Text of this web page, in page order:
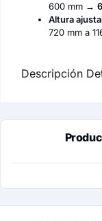
600 mm →
Altura
720 mm a
Descripción